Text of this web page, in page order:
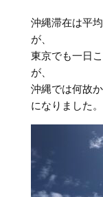
沖縄滞在は平
が、
東京でも一日
が、
沖縄では何故
になりました。